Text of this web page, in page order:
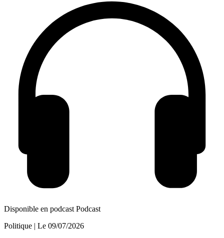
Disponible en podcast Podcast
Politique | Le 09/07/2026